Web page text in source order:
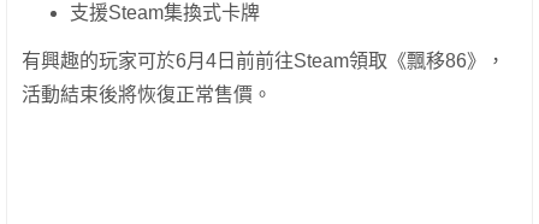
支援Steam集換式卡牌
有興趣的玩家可於6月4日前前往Steam領取《飄移86》，
活動結束後將恢復正常售價。